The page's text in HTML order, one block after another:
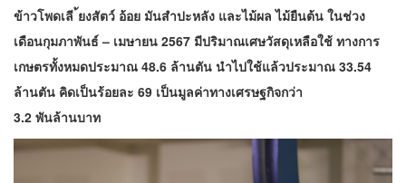
ข้าวโพดเลี ้ยงสัตว์ อ้อย มันสำปะหลัง และไม้ผล ไม้ยืนต้น ในช่วง
เดือนกุมภาพันธ์ – เมษายน 2567 มีปริมาณเศษวัสดุเหลือใช้ ทางการ
เกษตรทั้งหมดประมาณ 48.6 ล้านตัน นำไปใช้แล้วประมาณ 33.54
ล้านตัน คิดเป็นร้อยละ 69 เป็นมูลค่าทางเศรษฐกิจกว่า
3.2 พันล้านบาท